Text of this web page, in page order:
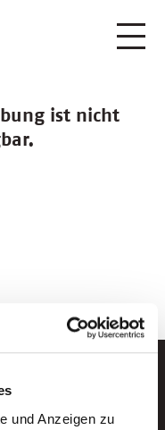
und Anzeigen zu
ist nicht